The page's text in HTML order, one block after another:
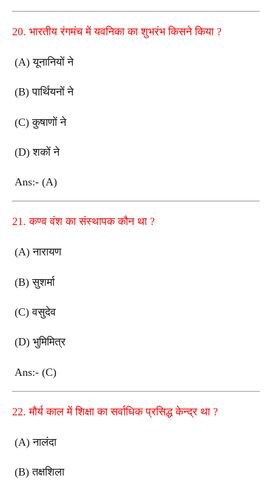
20. भारतीय रंगमंच में यवनिका का शुभरंभ किसने किया ?
(A)यूनानियों ने
(B)पार्थियनों ने
(C)कुषाणों ने
(D)शकों ने
Ans:- (A)
21.कण्व वंश का संस्थापक कौन था ?
(A)नारायण
(B)सुशर्मा
(C)वसुदेव
(D) भुमिमित्र
Ans:- (C)
22.मौर्य काल में शिक्षा का सर्वाधिक प्रसिद्ध केन्द्र था ?
(A)नालंदा
(B)तक्षशिला